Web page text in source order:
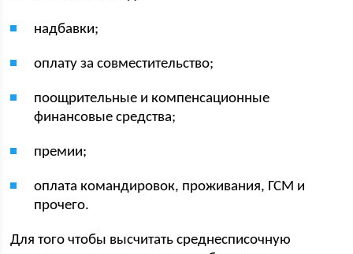
надбавки;
оплату за совместительство;
поощрительные и компенсационные
финансовые средства;
премии;
оплата командировок, проживания, ГСМ и
прочего.
Для того чтобы высчитать среднесписочную